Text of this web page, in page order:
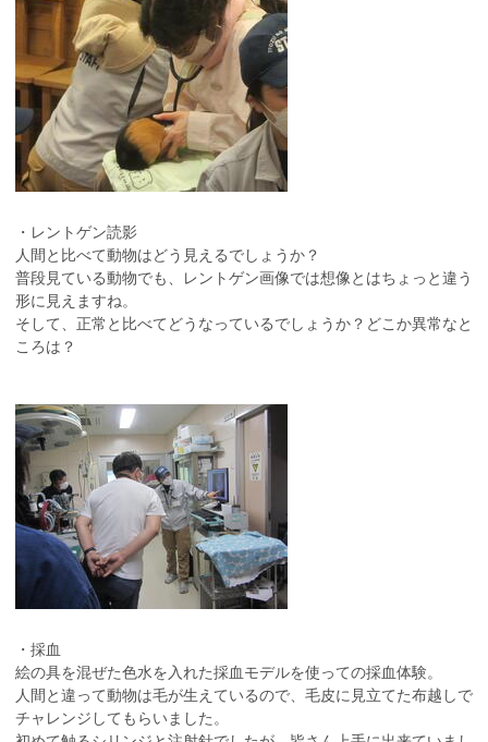
・レントゲン読影
人間と比べて動物はどう見えるでしょうか？
普段見ている動物でも、レントゲン画像では想像とはちょっと違う
形に見えますね。
そして、正常と比べてどうなっているでしょうか？どこか異常なと
ころは？
・採血
絵の具を混ぜた色水を入れた採血モデルを使っての採血体験。
人間と違って動物は毛が生えているので、毛皮に見立てた布越しで
チャレンジしてもらいました。